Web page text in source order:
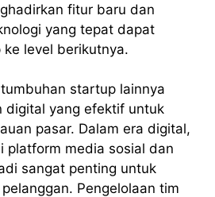
fitur baru dan
yang tepat dapat
level berikutnya.
startup lainnya
digital yang efektif untuk
pasar. Dalam era digital,
platform media sosial dan
sangat penting untuk
Pengelolaan tim